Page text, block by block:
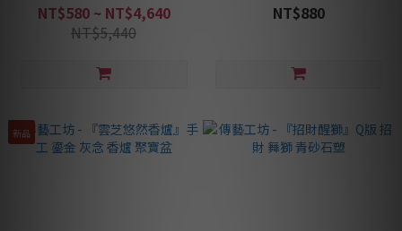
NT$580 ~ NT$4,640
NT$5,440
NT$880
新品